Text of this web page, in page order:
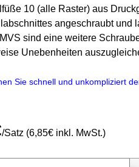
10 (alle Raster) aus
angeschraubt und
sind eine weitere
Unebenheiten
Sie schnell und unkompliziert
/Satz (6,85€ inkl. MwSt.)